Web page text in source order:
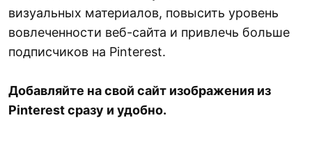
визуальных материалов, повысить уровень
вовлеченности веб-сайта и привлечь больше
подписчиков на Pinterest.
Добавляйте на свой сайт изображения из
Pinterest сразу и удобно.